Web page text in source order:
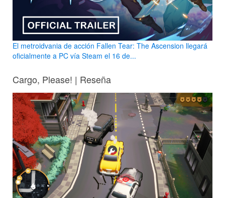
El metroidvania de acción Fallen Tear: The Ascension llegará
oficialmente a PC vía Steam el 16 de...
Cargo, Please! | Reseña